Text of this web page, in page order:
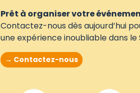
Prêt à organiser votre
Contactez-nous dès aujourd’hui
une expérience inoubliable dans le
→ Contactez-nous